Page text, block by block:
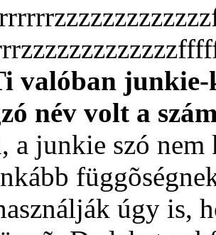
valóban junkie-
név volt a
a junkie szó
úgy is,